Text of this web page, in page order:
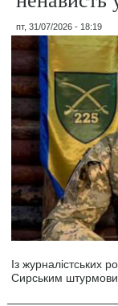
пт, 31/07/2026 - 18:19
Із журналістських
Сирським